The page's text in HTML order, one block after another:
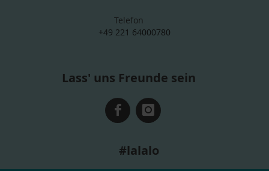
Telefon
+49 221 64000780
Lass' uns Freunde sein
#lalalo